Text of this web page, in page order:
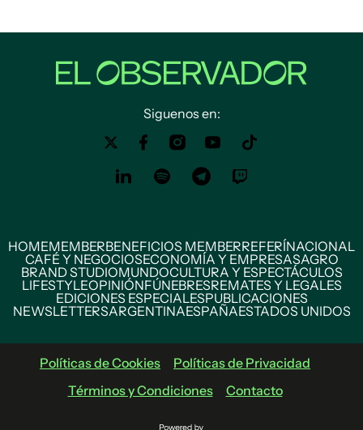
Siguenos en:
HOMEMEMBERBENEFICIOS MEMBERREFERÍNACIONAL
CAFÉ Y NEGOCIOSECONOMÍA Y EMPRESASAGRO
BRAND STUDIOMUNDOCULTURA Y ESPECTÁCULOS
LIFESTYLEOPINIÓNFÚNEBRESREMATES Y LEGALES
EDICIONES ESPECIALESPUBLICACIONES
NEWSLETTERSARGENTINAESPAÑAESTADOS UNIDOS
Políticas de Cookies
Políticas de Privacidad
Términos y Condiciones
Contacto